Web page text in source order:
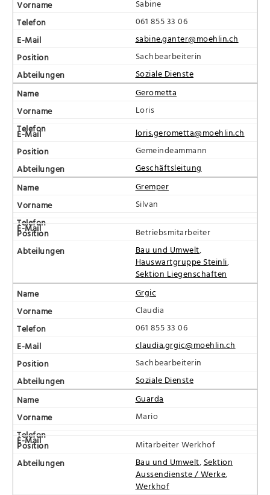
Sabine
061 855 33 06
sabine.ganter@moehlin.ch
Sachbearbeiterin
Soziale Dienste
Gerometta
Loris
loris.gerometta@moehlin.ch
Gemeindeammann
Geschäftsleitung
Gremper
Silvan
Betriebsmitarbeiter
Bau und Umwelt,
Hauswartgruppe Steinli,
Sektion Liegenschaften
Grgic
Claudia
061 855 33 06
claudia.grgic@moehlin.ch
Sachbearbeiterin
Soziale Dienste
Guarda
Mario
Mitarbeiter Werkhof
Bau und Umwelt, Sektion
Aussendienste / Werke,
Werkhof